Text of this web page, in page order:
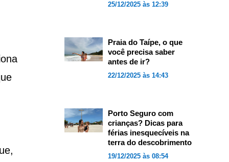
25/12/2025 às 12:39
Praia do Taípe, o que
você precisa saber
antes de ir?
22/12/2025 às 14:43
Porto Seguro com
crianças? Dicas para
férias inesquecíveis na
terra do descobrimento
19/12/2025 às 08:54